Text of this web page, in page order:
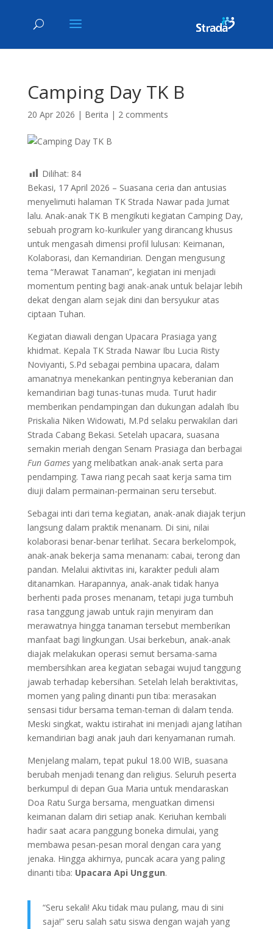
Camping Day TK B
20 Apr 2026 | Berita | 2 comments
Dilihat: 84
Bekasi, 17 April 2026 – Suasana ceria dan antusias
menyelimuti halaman TK Strada Nawar pada Jumat
lalu. Anak-anak TK B mengikuti kegiatan Camping Day,
sebuah program ko-kurikuler yang dirancang khusus
untuk mengasah dimensi profil lulusan: Keimanan,
Kolaborasi, dan Kemandirian. Dengan mengusung
tema “Merawat Tanaman”, kegiatan ini menjadi
momentum penting bagi anak-anak untuk belajar lebih
dekat dengan alam sejak dini dan bersyukur atas
ciptaan Tuhan.
Kegiatan diawali dengan Upacara Prasiaga yang
khidmat. Kepala TK Strada Nawar Ibu Lucia Risty
Noviyanti, S.Pd sebagai pembina upacara, dalam
amanatnya menekankan pentingnya keberanian dan
kemandirian bagi tunas-tunas muda. Turut hadir
memberikan pendampingan dan dukungan adalah Ibu
Priskalia Niken Widowati, M.Pd selaku perwakilan dari
Strada Cabang Bekasi. Setelah upacara, suasana
semakin meriah dengan Senam Prasiaga dan berbagai
Fun Gamesyang melibatkan anak-anak serta para
pendamping. Tawa riang pecah saat kerja sama tim
diuji dalam permainan-permainan seru tersebut.
Sebagai inti dari tema kegiatan, anak-anak diajak terjun
langsung dalam praktik menanam. Di sini, nilai
kolaborasi benar-benar terlihat. Secara berkelompok,
anak-anak bekerja sama menanam: cabai, terong dan
pandan. Melalui aktivitas ini, karakter peduli alam
ditanamkan. Harapannya, anak-anak tidak hanya
berhenti pada proses menanam, tetapi juga tumbuh
rasa tanggung jawab untuk rajin menyiram dan
merawatnya hingga tanaman tersebut memberikan
manfaat bagi lingkungan. Usai berkebun, anak-anak
diajak melakukan operasi semut bersama-sama
membersihkan area kegiatan sebagai wujud tanggung
jawab terhadap kebersihan. Setelah lelah beraktivitas,
momen yang paling dinanti pun tiba: merasakan
sensasi tidur bersama teman-teman di dalam tenda.
Meski singkat, waktu istirahat ini menjadi ajang latihan
kemandirian bagi anak jauh dari kenyamanan rumah.
Menjelang malam, tepat pukul 18.00 WIB, suasana
berubah menjadi tenang dan religius. Seluruh peserta
berkumpul di depan Gua Maria untuk mendaraskan
Doa Ratu Surga bersama, menguatkan dimensi
keimanan dalam diri setiap anak. Keriuhan kembali
hadir saat acara panggung boneka dimulai, yang
membawa pesan-pesan moral dengan cara yang
jenaka. Hingga akhirnya, puncak acara yang paling
dinanti tiba: Upacara Api Unggun.
“Seru sekali! Aku tidak mau pulang, mau di sini
saja!” seru salah satu siswa dengan wajah yang